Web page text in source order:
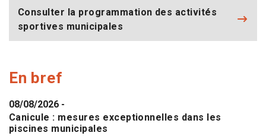
Consulter la programmation des activités
sportives municipales
En bref
08/08/2026 -
Canicule : mesures exceptionnelles dans les
piscines municipales